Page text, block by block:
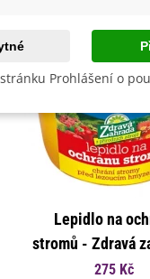
Lepidlo na
stromů - Zdravá
ochrana proti
275 Kč
Prohlášení o